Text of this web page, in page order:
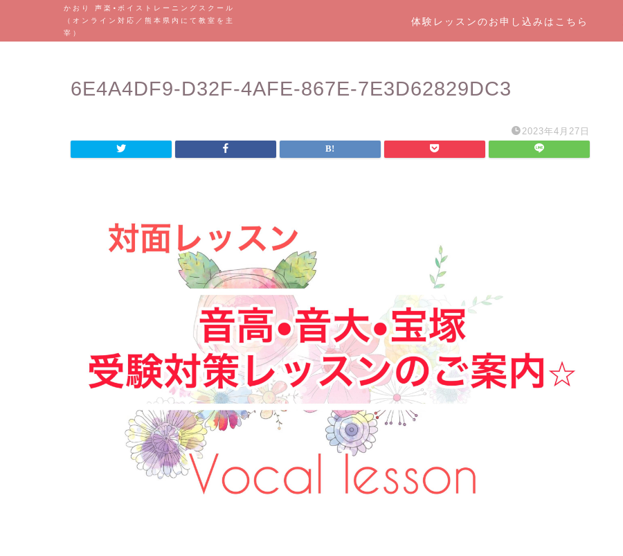
かおり 声楽•ボイストレーニングスクール
（オンライン対応／熊本県内にて教室を主
宰）
体験レッスンのお申し込みはこちら
6E4A4DF9-D32F-4AFE-867E-7E3D62829DC3
2023年4月27日